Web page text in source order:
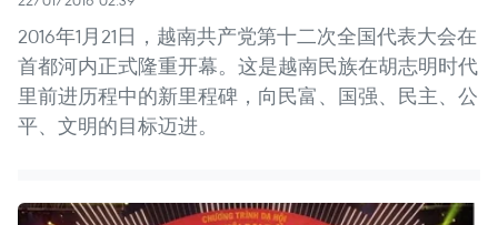
2016年1月21日，越南共产党第十二次全国代表大会在
首都河内正式隆重开幕。这是越南民族在胡志明时代
里前进历程中的新里程碑，向民富、国强、民主、公
平、文明的目标迈进。